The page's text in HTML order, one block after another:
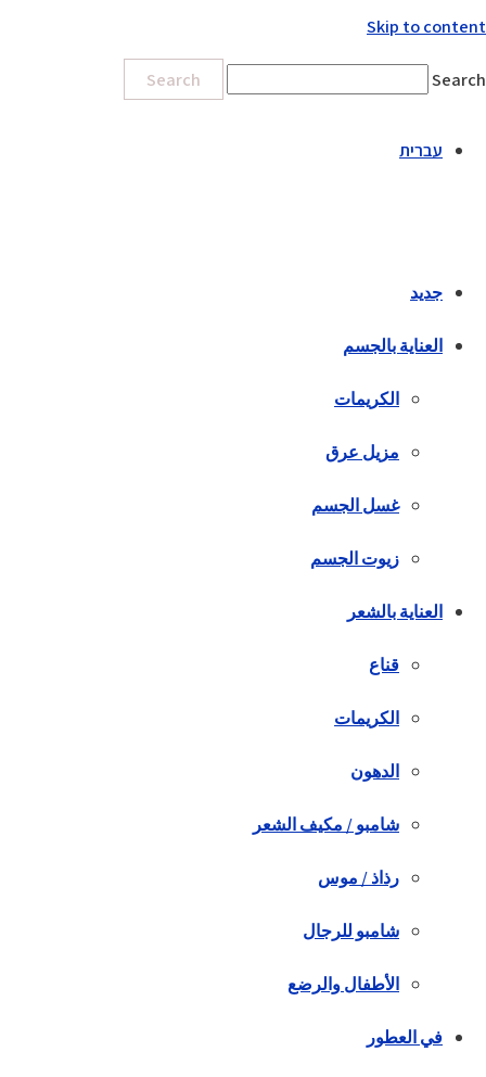
Skip to content
Search
Search
עברית
جديد
العناية بالجسم
الكريمات
مزيل عرق
غسل الجسم
زيوت الجسم
العناية بالشعر
قناع
الكريمات
الدهون
شامبو / مكيف الشعر
رذاذ / موس
شامبو للرجال
الأطفال والرضع
في العطور